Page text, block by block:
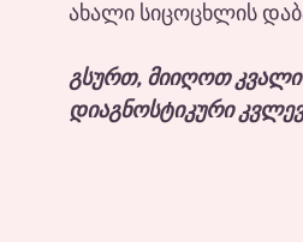
ახალი სიცოცხლის
გსურთ, მიიღოთ
დიაგნოსტიკური